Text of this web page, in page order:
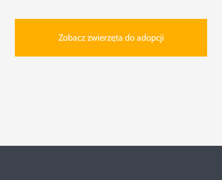
Zobacz zwierzęta do adopcji